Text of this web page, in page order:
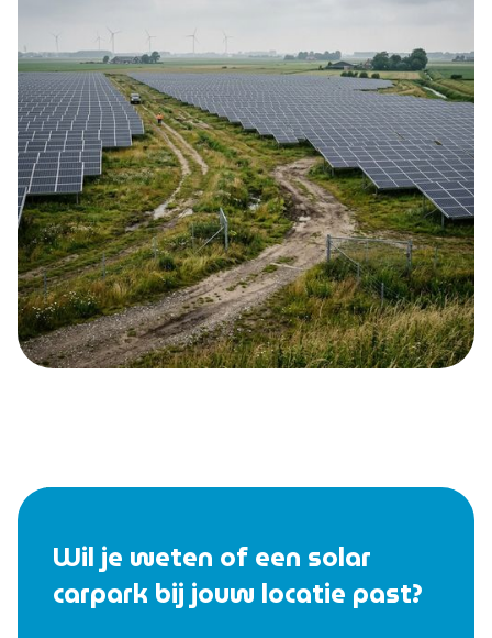
Wil je weten of een solar
carpark bij jouw locatie past?